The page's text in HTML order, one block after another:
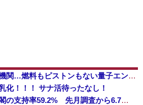
世界初の超伝導量子熱機関…燃料もピストンもない量子エンジンが回った！
化！！！ サナ活待ったなし！
JNN世論調査 高市内閣の支持率59.2% 先月調査から6.7ポイント下落・・・各党の支持率、自民30.9%、国民3.0%、維新2.9%、参政2...